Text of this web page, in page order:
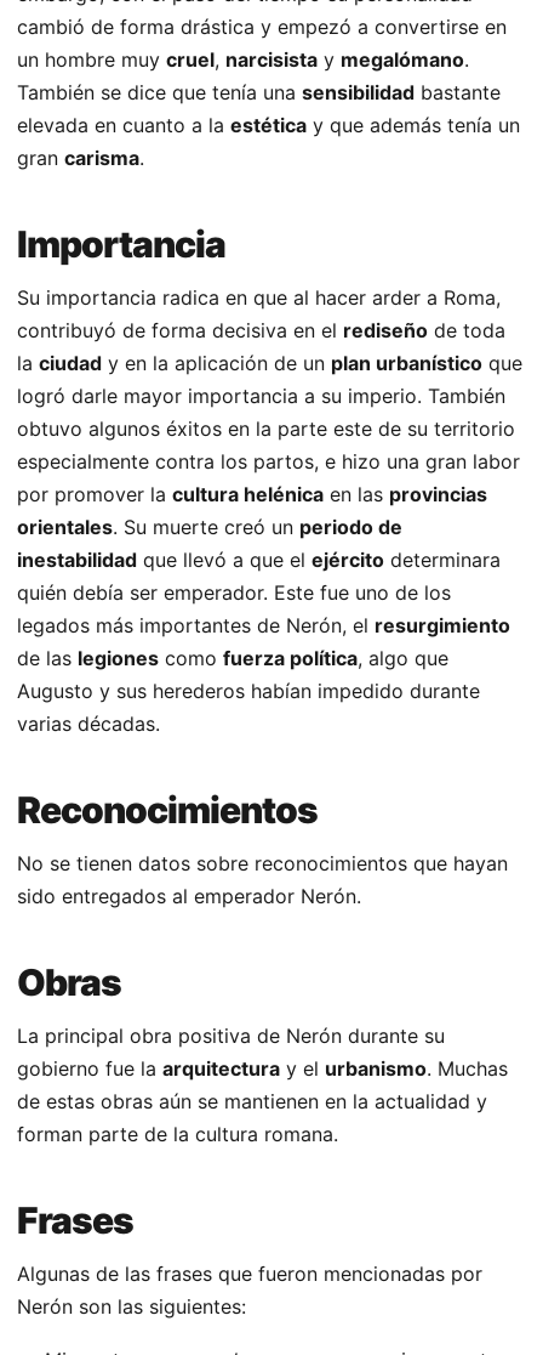
cambió de forma drástica y empezó a convertirse en
un hombre muy cruel, narcisista y megalómano.
También se dice que tenía una sensibilidad bastante
elevada en cuanto a la estética y que además tenía un
gran carisma.
Importancia
Su importancia radica en que al hacer arder a Roma,
contribuyó de forma decisiva en el rediseño de toda
la ciudad y en la aplicación de un plan urbanístico que
logró darle mayor importancia a su imperio. También
obtuvo algunos éxitos en la parte este de su territorio
especialmente contra los partos, e hizo una gran labor
por promover la cultura helénica en las provincias
orientales. Su muerte creó un periodo de
inestabilidad que llevó a que el ejército determinara
quién debía ser emperador. Este fue uno de los
legados más importantes de Nerón, el resurgimiento
de las legiones como fuerza política, algo que
Augusto y sus herederos habían impedido durante
varias décadas.
Reconocimientos
No se tienen datos sobre reconocimientos que hayan
sido entregados al emperador Nerón.
Obras
La principal obra positiva de Nerón durante su
gobierno fue la arquitectura y el urbanismo. Muchas
de estas obras aún se mantienen en la actualidad y
forman parte de la cultura romana.
Frases
Algunas de las frases que fueron mencionadas por
Nerón son las siguientes: